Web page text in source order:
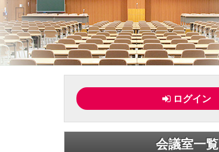
ログイン
会議室一覧